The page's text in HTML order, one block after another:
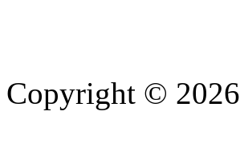
Copyright © 2026